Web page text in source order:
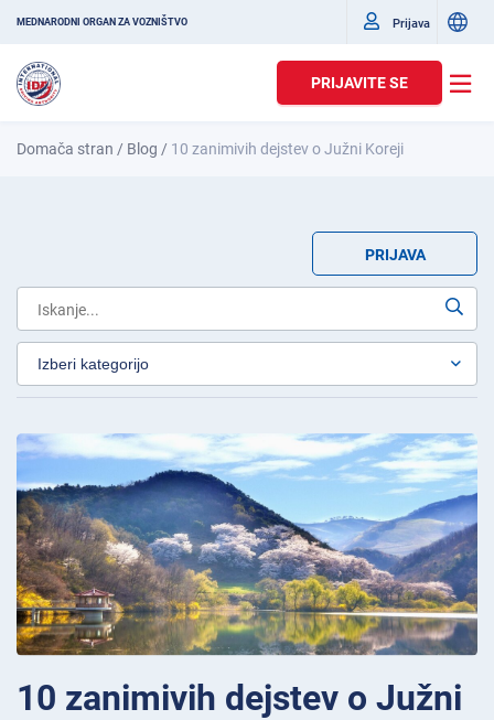
MEDNARODNI ORGAN ZA VOZNIŠTVO Prijava
PRIJAVITE SE
Domača stran / Blog / 10 zanimivih dejstev o Južni Koreji
PRIJAVA
10 zanimivih dejstev o Južni